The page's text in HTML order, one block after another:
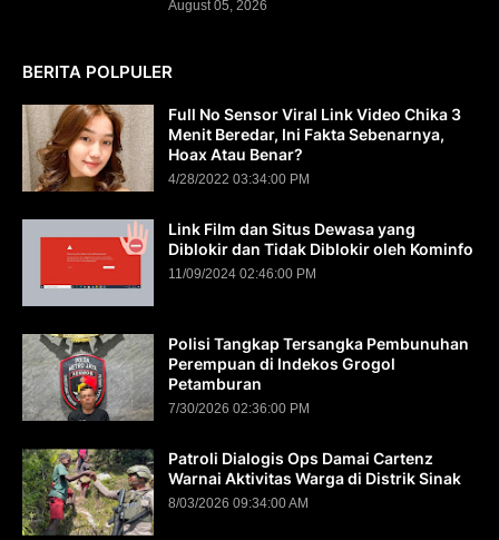
August 05, 2026
BERITA POLPULER
Full No Sensor Viral Link Video Chika 3
Menit Beredar, Ini Fakta Sebenarnya,
Hoax Atau Benar?
4/28/2022 03:34:00 PM
Link Film dan Situs Dewasa yang
Diblokir dan Tidak Diblokir oleh Kominfo
11/09/2024 02:46:00 PM
Polisi Tangkap Tersangka Pembunuhan
Perempuan di Indekos Grogol
Petamburan
7/30/2026 02:36:00 PM
Patroli Dialogis Ops Damai Cartenz
Warnai Aktivitas Warga di Distrik Sinak
8/03/2026 09:34:00 AM